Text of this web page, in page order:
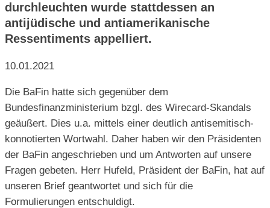
durchleuchten wurde stattdessen an
antijüdische und antiamerikanische
Ressentiments appelliert.
10.01.2021
Die BaFin hatte sich gegenüber dem
Bundesfinanzministerium bzgl. des Wirecard-Skandals
geäußert. Dies u.a. mittels einer deutlich antisemitisch-
konnotierten Wortwahl. Daher haben wir den Präsidenten
der BaFin angeschrieben und um Antworten auf unsere
Fragen gebeten. Herr Hufeld, Präsident der BaFin, hat auf
unseren Brief geantwortet und sich für die
Formulierungen entschuldigt.